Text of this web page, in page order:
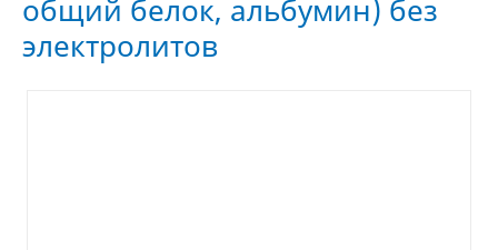
общий белок, альбумин) без
электролитов